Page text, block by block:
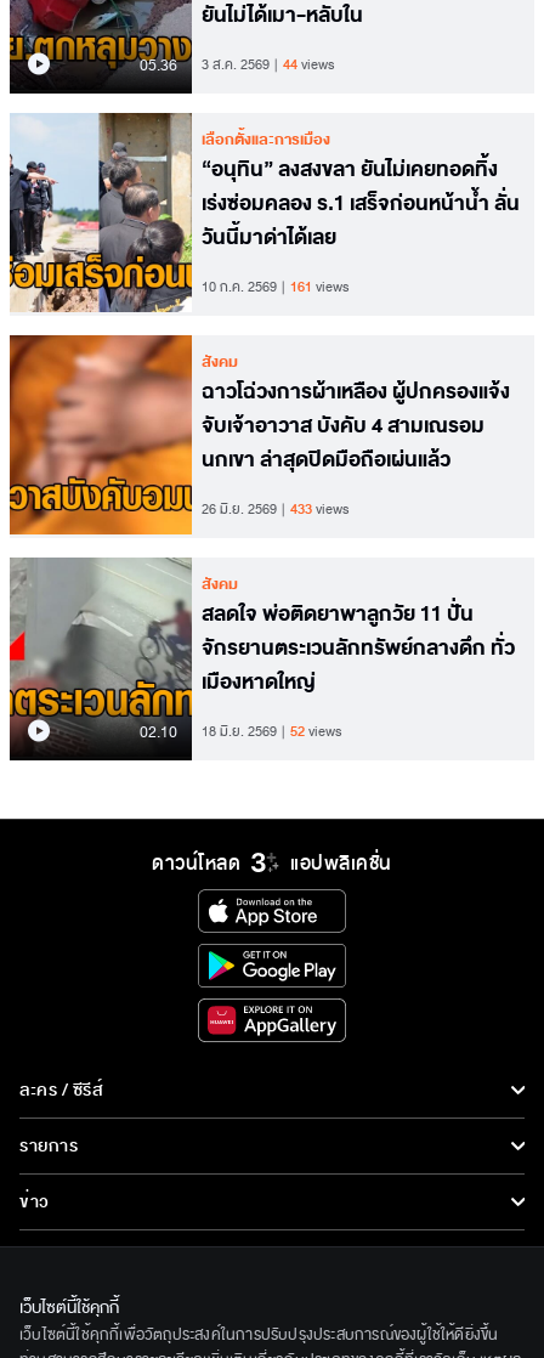
05.36
ยันไม่ได้เมา-หลับใน
3 ส.ค. 2569 44views
เลือกตั้งและการเมือง
“อนุทิน” ลงสงขลา ยันไม่เคยทอดทิ้ง
เร่งซ่อมคลอง ร.1 เสร็จก่อนหน้าน้ำ ลั่น
วันนี้มาด่าได้เลย
10 ก.ค. 2569 161 views
สังคม
ฉาวโฉ่วงการผ้าเหลือง ผู้ปกครองแจ้ง
จับเจ้าอาวาส บังคับ 4 สามเณรอม
นกเขา ล่าสุดปิดมือถือเผ่นแล้ว
26 มิ.ย. 2569 433views
02.10
สังคม
สลดใจ พ่อติดยาพาลูกวัย 11 ปั่น
จักรยานตระเวนลักทรัพย์กลางดึก ทั่ว
เมืองหาดใหญ่
18 มิ.ย. 2569 52views
ดาวน์โหลด แอปพลิเคชั่น
ละคร / ซีรีส์
ซีรีส์นานาชาติ
การ์ตูน & เกม
รายการ
ข่าว
ข่าวประชาสัมพันธ์
ทีวีออนไลน์
เกี่ยวกับเรา
BEC World
เว็บไซต์นี้ใช้คุกกี้
เว็บไซต์นี้ใช้คุกกี้เพื่อวัตถุประสงค์ในการปรับปรุงประสบการณ์ของผู้ใช้ให้ดียิ่งขึ้น